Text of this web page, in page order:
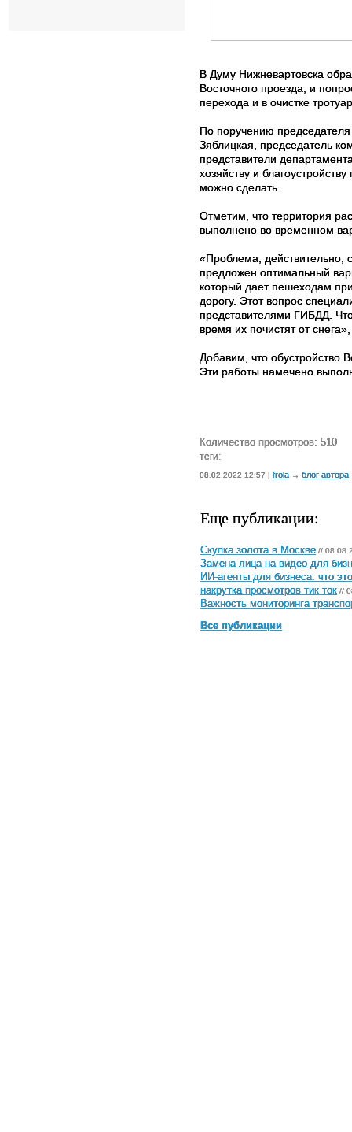
В Думу Нижневартовска
Восточного проезда, и
перехода и в очистке
По поручению
Зяблицкая, председатель
представители
хозяйству и
можно сделать.
Отметим, что территория
выполнено во временном
«Проблема, действительно,
предложен оптимальный
который дает пешеходам
дорогу. Этот вопрос
представителями ГИБДД.
время их почистят от
Добавим, что обустройство
Эти работы намечено
Количество просмотров: 510
теги:
08.02.2022 12:57 | frola → блог автора
Еще публикации:
Скупка золота в Москве //
Замена лица на видео для
ИИ-агенты для бизнеса: что
накрутка просмотров тик ток //
Важность мониторинга
Все публикации